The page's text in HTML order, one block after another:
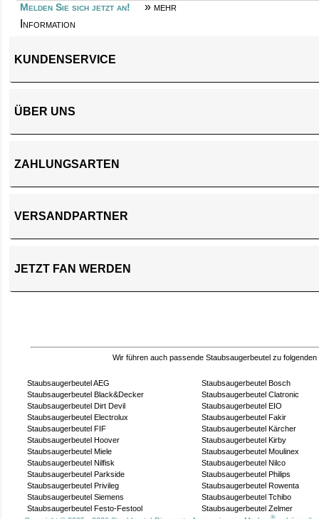
Melden Sie sich jetzt an!
» mehr
Information
KUNDENSERVICE
ÜBER UNS
ZAHLUNGSARTEN
VERSANDPARTNER
JETZT FAN WERDEN
Wir führen auch passende Staubsaugerbeutel zu folgenden
Staubsaugerbeutel AEG
Staubsaugerbeutel Bosch
Staubsaugerbeutel Black&Decker
Staubsaugerbeutel Clatronic
Staubsaugerbeutel Dirt Devil
Staubsaugerbeutel EIO
Staubsaugerbeutel Electrolux
Staubsaugerbeutel Fakir
Staubsaugerbeutel FIF
Staubsaugerbeutel Kärcher
Staubsaugerbeutel Hoover
Staubsaugerbeutel Kirby
Staubsaugerbeutel Miele
Staubsaugerbeutel Moulinex
Staubsaugerbeutel Nilfisk
Staubsaugerbeutel Nilco
Staubsaugerbeutel Parkside
Staubsaugerbeutel Philips
Staubsaugerbeutel Privileg
Staubsaugerbeutel Rowenta
Staubsaugerbeutel Siemens
Staubsaugerbeutel Tchibo
Staubsaugerbeutel Festo-Festool
Staubsaugerbeutel Zelmer
®